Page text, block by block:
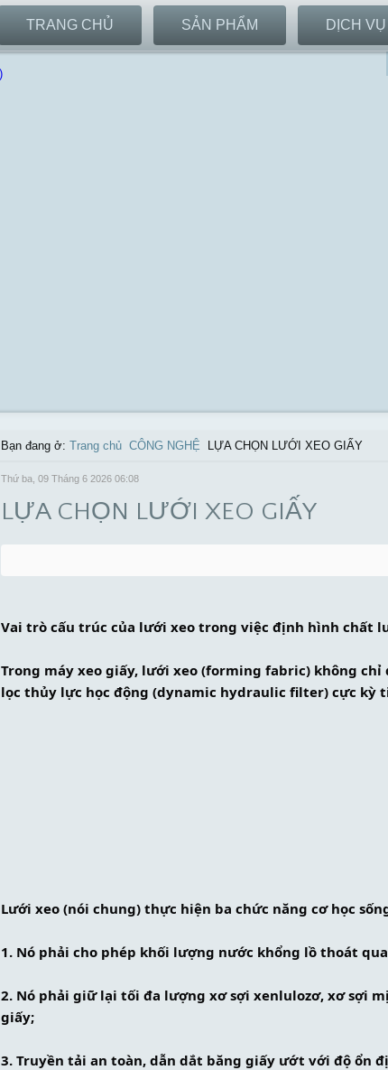
TRANG CHỦ SẢN PHẨM DỊCH VỤ
Bạn đang ở: Trang chủ CÔNG NGHỆ LỰA CHỌN LƯỚI XEO GIẤY
Thứ ba, 09 Tháng 6 2026 06:08
LỰA CHỌN LƯỚI XEO GIẤY
Vai trò cấu trúc của lưới xeo trong việc định hình chất
Trong máy xeo giấy, lưới xeo (forming fabric) không
lọc thủy lực học động (dynamic hydraulic filter) cực kỳ
Lưới xeo (nói chung) thực hiện ba chức năng cơ học
1. Nó phải cho phép khối lượng nước khổng lồ thoát
2. Nó phải giữ lại tối đa lượng xơ sợi xenlulozơ, xơ sợi
giấy;
3. Truyền tải an toàn, dẫn dắt băng giấy ướt với độ ổn